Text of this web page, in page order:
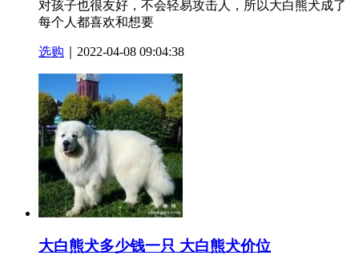
对孩子也很友好，不会轻易攻击人，所以大白熊犬成了
每个人都喜欢和想要
选购 ｜2022-04-08 09:04:38
大白熊犬多少钱一只 大白熊犬价位